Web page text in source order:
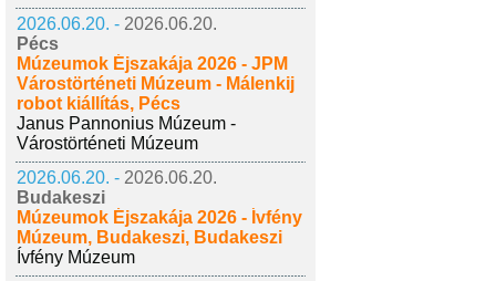
2026.06.20. - 2026.06.20.
Pécs
Múzeumok Éjszakája 2026 - JPM
Várostörténeti Múzeum - Málenkij
robot kiállítás, Pécs
Janus Pannonius Múzeum -
Várostörténeti Múzeum
2026.06.20. - 2026.06.20.
Budakeszi
Múzeumok Éjszakája 2026 - Ívfény
Múzeum, Budakeszi, Budakeszi
Ívfény Múzeum